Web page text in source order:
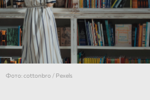
Фото: cottonbro / Pexels